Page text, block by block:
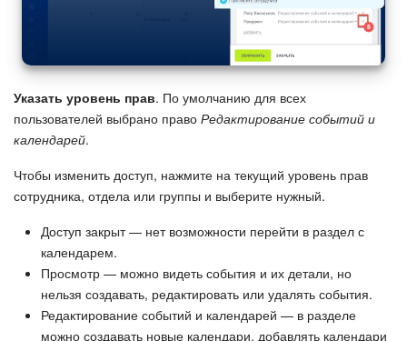
ПОЛУЧИТЬ БЕСПЛАТНО
ВХОД
Указать уровень прав. По умолчанию для всех
пользователей выбрано право Редактирование событий и
календарей.
Чтобы изменить доступ, нажмите на текущий уровень прав
сотрудника, отдела или группы и выберите нужный.
Доступ закрыт — нет возможности перейти в раздел с
календарем.
Просмотр — можно видеть события и их детали, но
нельзя создавать, редактировать или удалять события.
Редактирование событий и календарей — в разделе
можно создавать новые календари, добавлять календари